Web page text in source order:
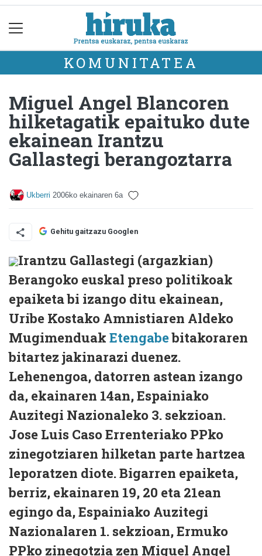
KOMUNITATEA
Miguel Angel Blancoren
hilketagatik epaituko dute
ekainean Irantzu
Gallastegi berangoztarra
Ukberri 2006ko ekainaren 6a
Gehitu gaitzazu Googlen
Irantzu Gallastegi (argazkian)
Berangoko euskal preso politikoak
epaiketa bi izango ditu ekainean,
Uribe Kostako Amnistiaren Aldeko
Mugimenduak Etengabebitakoraren
bitartez jakinarazi duenez.
Lehenengoa, datorren astean izango
da, ekainaren 14an, Espainiako
Auzitegi Nazionaleko 3. sekzioan.
Jose Luis Caso Errenteriako PPko
zinegotziaren hilketan parte hartzea
leporatzen diote. Bigarren epaiketa,
berriz, ekainaren 19, 20 eta 21ean
egingo da, Espainiako Auzitegi
Nazionalaren 1. sekzioan, Ermuko
PPko zinegotzia zen Miguel Angel